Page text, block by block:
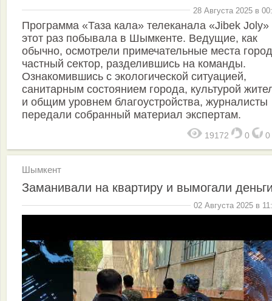
28 Августа 2025 в
Программа «Таза кала» телеканала «Jibek Joly»
этот раз побывала в Шымкенте. Ведущие, как
обычно, осмотрели примечательные места
частный сектор, разделившись на команды.
Ознакомившись с экологической ситуацией,
санитарным состоянием города, культурой
и общим уровнем благоустройства, журналисты
передали собранный материал экспертам.
19172 0 0
Шымкент
Заманивали на квартиру и вымогали
02 Августа 2025 в